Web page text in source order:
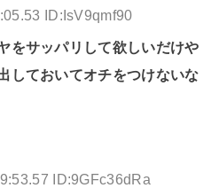
ID:IsV9qmf90
をサッパリして欲しいだけや
しておいてオチをつけないな
ID:9GFc36dRa